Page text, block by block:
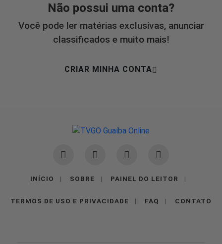
Não possui uma conta?
Você pode ler matérias exclusivas, anunciar
classificados e muito mais!
CRIAR MINHA CONTA
INÍCIO | SOBRE | PAINEL DO LEITOR |
TERMOS DE USO E PRIVACIDADE | FAQ | CONTATO